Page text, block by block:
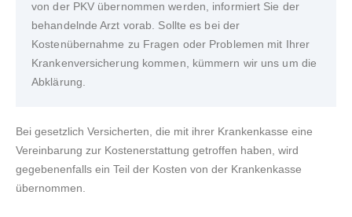
von der PKV übernommen werden, informiert Sie der
behandelnde Arzt vorab. Sollte es bei der
Kostenübernahme zu Fragen oder Problemen mit Ihrer
Krankenversicherung kommen, kümmern wir uns um die
Abklärung.
Bei gesetzlich Versicherten, die mit ihrer Krankenkasse eine
Vereinbarung zur Kostenerstattung getroffen haben, wird
gegebenenfalls ein Teil der Kosten von der Krankenkasse
übernommen.